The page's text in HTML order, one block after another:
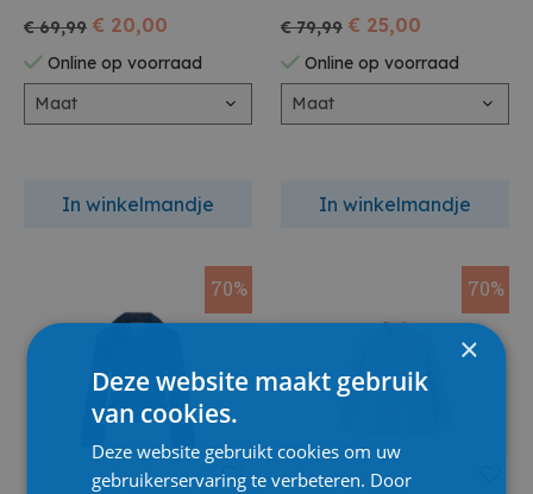
€ 69,99 € 20,00
Online op voorraad
Maat
In winkelmandje
€ 79,99 € 25,00
Online op voorraad
Maat
In winkelmandje
70% 70%
×
Deze website maakt gebruik
van cookies.
Deze website gebruikt cookies om uw
gebruikerservaring te verbeteren. Door